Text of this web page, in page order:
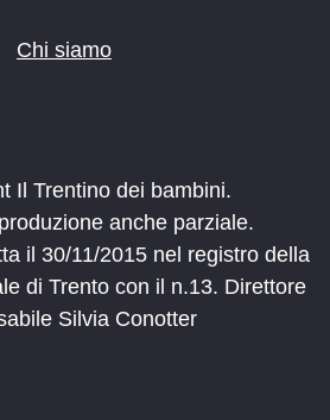
Chi siamo
Il Trentino dei bambini.
anche parziale.
il 30/11/2015 nel registro della
di Trento con il n.13. Direttore
Silvia Conotter